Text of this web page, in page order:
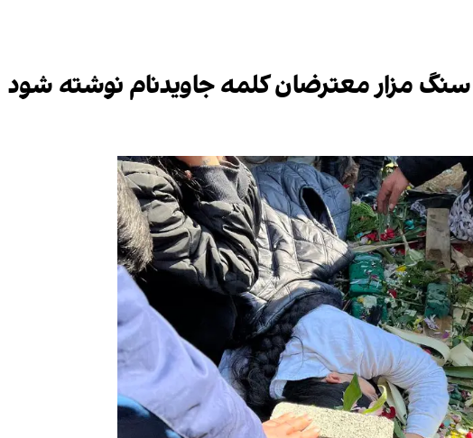
مزار معترضان کلمه جاویدنام نوشته شود